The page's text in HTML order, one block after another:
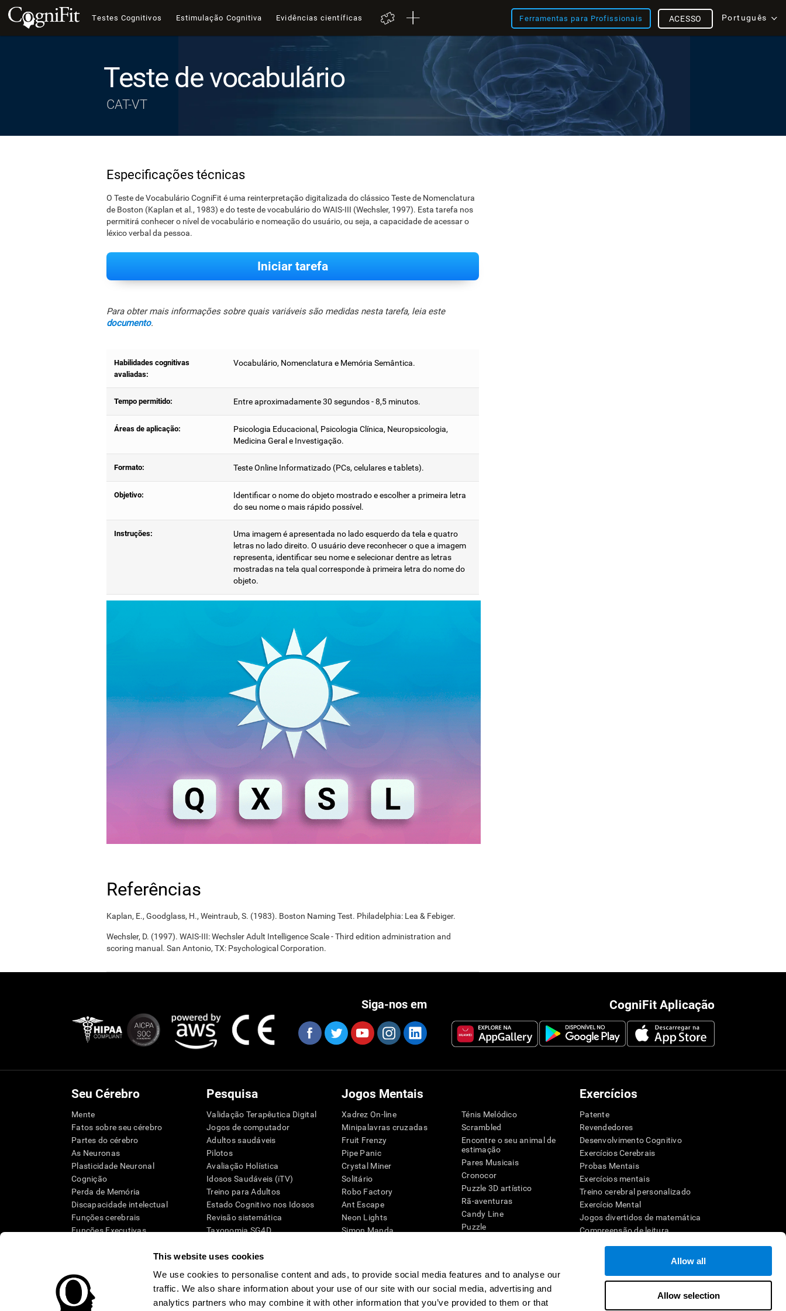
This website uses cookies
We use cookies to personalise content and ads, to provide social media features and to analyse our
traffic. We also share information about your use of our site with our social media, advertising and
analytics partners who may combine it with other information that you’ve provided to them or that
Allow all
Allow selection
Testes Cognitivos Estimulação Cognitiva Evidências científicas Ferramentas para Profissionais Português
ACESSO
Teste de vocabulário
CAT-VT
Especificações técnicas
O Teste de Vocabulário CogniFit é uma reinterpretação digitalizada do clássico Teste de Nomenclatura
de Boston (Kaplan et al., 1983) e do teste de vocabulário do WAIS-III (Wechsler, 1997). Esta tarefa nos
permitirá conhecer o nível de vocabulário e nomeação do usuário, ou seja, a capacidade de acessar o
léxico verbal da pessoa.
Iniciar tarefa
Para obter mais informações sobre quais variáveis são medidas nesta tarefa, leia este
documento.
Habilidades cognitivas
avaliadas:
Vocabulário, Nomenclatura e Memória Semântica.
Tempo permitido: Entre aproximadamente 30 segundos - 8,5 minutos.
Áreas de aplicação:
Psicologia Educacional, Psicologia Clínica, Neuropsicologia,
Medicina Geral e Investigação.
Formato: Teste Online Informatizado (PCs, celulares e tablets).
Objetivo:
Identificar o nome do objeto mostrado e escolher a primeira letra
do seu nome o mais rápido possível.
Instruções:
Uma imagem é apresentada no lado esquerdo da tela e quatro
letras no lado direito. O usuário deve reconhecer o que a imagem
representa, identificar seu nome e selecionar dentre as letras
mostradas na tela qual corresponde à primeira letra do nome do
objeto.
Referências
Kaplan, E., Goodglass, H., Weintraub, S. (1983). Boston Naming Test. Philadelphia: Lea & Febiger.
Wechsler, D. (1997). WAIS-III: Wechsler Adult Intelligence Scale - Third edition administration and
scoring manual. San Antonio, TX: Psychological Corporation.
CogniFit Aplicação
Siga-nos em
Seu Cérebro
Mente
Fatos sobre seu cérebro
Partes do cérebro
As Neuronas
Plasticidade Neuronal
Cognição
Perda de Memória
Discapacidade intelectual
Funções cerebrais
Funções Executivas
Pesquisa
Validação Terapêutica Digital
Jogos de computador
Adultos saudáveis
Pilotos
Avaliação Holística
Idosos Saudáveis (iTV)
Treino para Adultos
Estado Cognitivo nos Idosos
Revisão sistemática
Taxonomia SG4D
Jogos Mentais
Xadrez On-line
Minipalavras cruzadas
Fruit Frenzy
Pipe Panic
Crystal Miner
Solitário
Robo Factory
Ant Escape
Neon Lights
Simon Manda
Space Rescue
Caos Matemático
Corrida de Caricas
Ténis Melódico
Scrambled
Encontre o seu animal de
estimação
Pares Musicais
Cronocor
Puzzle 3D artístico
Rã-aventuras
Candy Line
Puzzle
Jogos de engenho
Jogos Online para a memória
Jogos Mentais
Exercícios
Patente
Revendedores
Desenvolvimento Cognitivo
Exercícios Cerebrais
Probas Mentais
Exercícios mentais
Treino cerebral personalizado
Exercício Mental
Jogos divertidos de matemática
Compreensão de leitura